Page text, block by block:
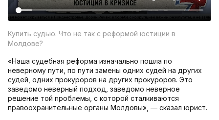
Купить судью. Что не так с реформой юстиции в
Молдове?
«Наша судебная реформа изначально пошла по
неверному пути, по пути замены одних судей на других
судей, одних прокуроров на других прокуроров. Это
заведомо неверный подход, заведомо неверное
решение той проблемы, с которой сталкиваются
правоохранительные органы Молдовы», — сказал юрист.